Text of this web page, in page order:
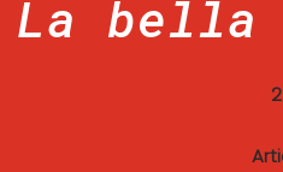
La bella